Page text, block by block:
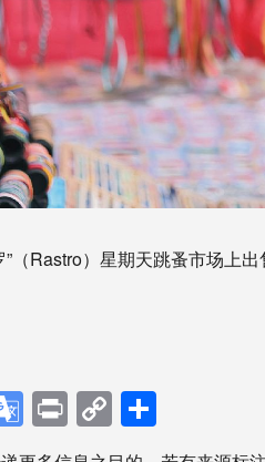
”（Rastro）星期天跳蚤市场上
Google
Translate
PrintCopy
Link享